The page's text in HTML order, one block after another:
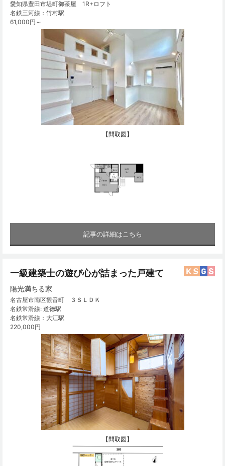
愛知県豊田市堤町御茶屋 1R+ロフト
名鉄三河線：竹村駅
61,000円～
【間取図】
記事の詳細はこちら
一級建築士の遊び心が詰まった戸建て
陽光満ちる家
名古屋市南区観音町 ３ＳＬＤＫ
名鉄常滑線: 道徳駅
名鉄常滑線：大江駅
220,000円
【間取図】